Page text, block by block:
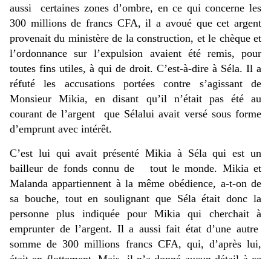
aussi certaines zones d’ombre, en ce qui concerne les
300 millions de francs CFA, il a avoué que cet argent
provenait du ministère de la construction, et le chèque et
l’ordonnance sur l’expulsion avaient été remis, pour
toutes fins utiles, à qui de droit. C’est-à-dire à Séla. Il a
réfuté les accusations portées contre s’agissant de
Monsieur Mikia, en disant qu’il n’était pas été au
courant de l’argent que Sélalui avait versé sous forme
d’emprunt avec intérêt.
C’est lui qui avait présenté Mikia à Séla qui est un
bailleur de fonds connu de tout le monde. Mikia et
Malanda appartiennent à la même obédience, a-t-on de
sa bouche, tout en soulignant que Séla était donc la
personne plus indiquée pour Mikia qui cherchait à
emprunter de l’argent. Il a aussi fait état d’une autre
somme de 300 millions francs CFA, qui, d’après lui,